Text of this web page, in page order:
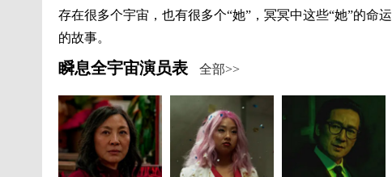
存在很多个宇宙，也有很多个“她”，冥冥中这些“她”的命
的故事。
瞬息全宇宙演员表 全部>>